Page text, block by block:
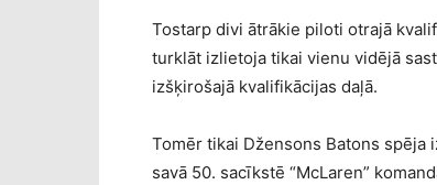
Tostarp divi ātrākie piloti otrajā
turklāt izlietoja tikai vienu vidējā
izšķirošajā kvalifikācijas daļā.
Tomēr tikai Džensons Batons
savā 50. sacīkstē “McLaren”